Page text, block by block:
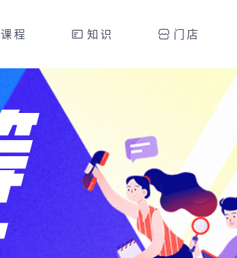
课程 知识 门店